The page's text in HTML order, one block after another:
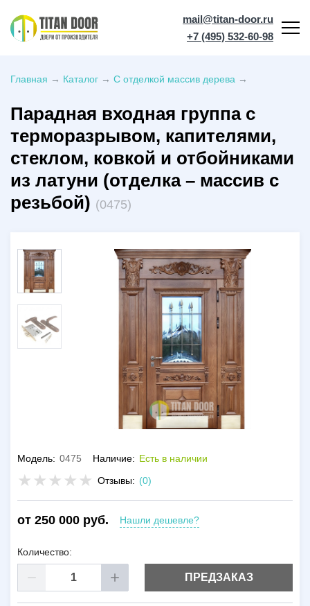
mail@titan-door.ru
+7 (495) 532-60-98
Главная → Каталог → С отделкой массив дерева →
Парадная входная группа с
терморазрывом, капителями,
стеклом, ковкой и отбойниками
из латуни (отделка – массив с
резьбой) (0475)
Модель: 0475 Наличие: Есть в наличии
Отзывы: (0)
от 250 000 руб. Нашли дешевле?
Количество:
ПРЕДЗАКАЗ